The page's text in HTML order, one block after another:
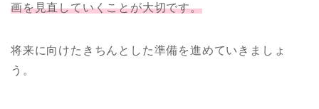
画を見直していくことが大切です。
将来に向けたきちんとした準備を進めていきましょ
う。